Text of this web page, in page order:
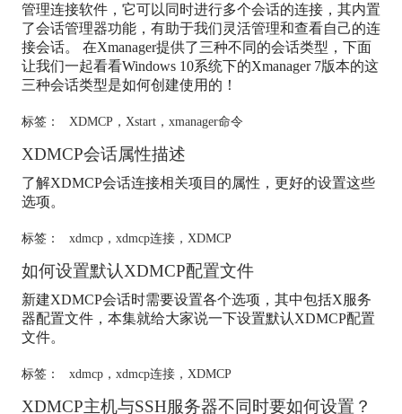
管理连接软件，它可以同时进行多个会话的连接，其内置
了会话管理器功能，有助于我们灵活管理和查看自己的连
接会话。 在Xmanager提供了三种不同的会话类型，下面
让我们一起看看Windows 10系统下的Xmanager 7版本的这
三种会话类型是如何创建使用的！
标签： XDMCP， Xstart， xmanager命令
XDMCP会话属性描述
了解XDMCP会话连接相关项目的属性，更好的设置这些
选项。
标签： xdmcp， xdmcp连接， XDMCP
如何设置默认XDMCP配置文件
新建XDMCP会话时需要设置各个选项，其中包括X服务
器配置文件，本集就给大家说一下设置默认XDMCP配置
文件。
标签： xdmcp， xdmcp连接， XDMCP
XDMCP主机与SSH服务器不同时要如何设置？